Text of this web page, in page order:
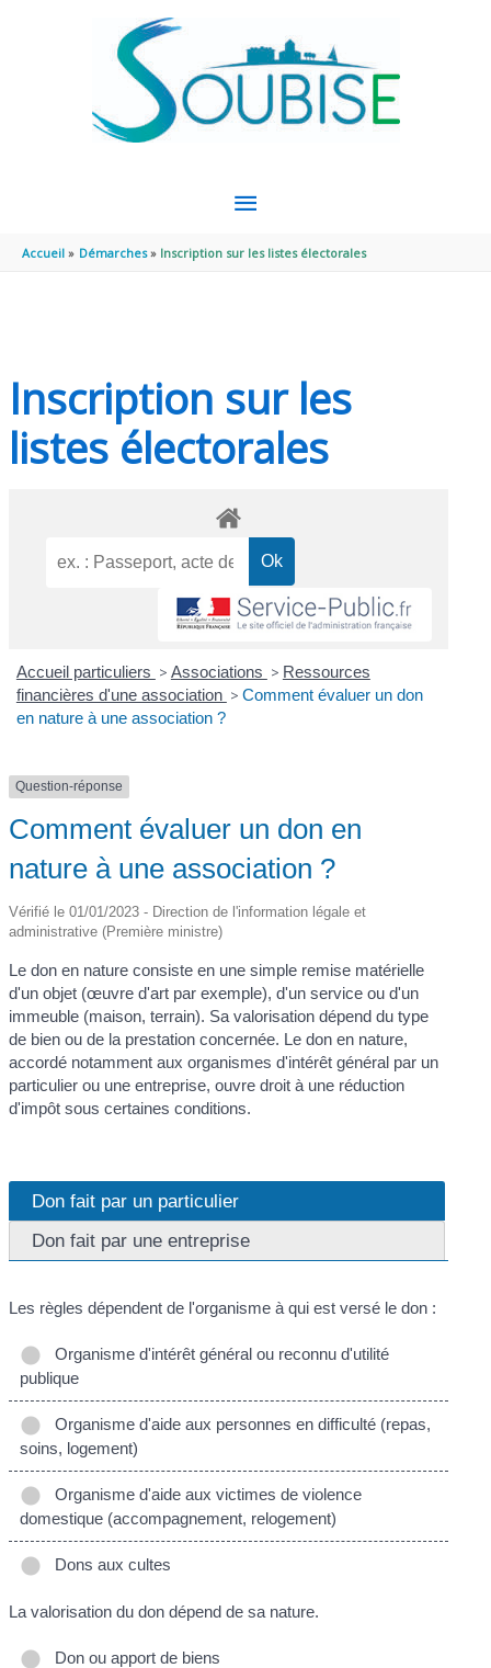
MENU
PRINCIPAL
Accueil Démarches Inscription sur les listes électorales
Inscription sur les
listes électorales
Accueil particuliers > Associations > Ressources
financières d'une association > Comment évaluer un don
en nature à une association ?
Question-réponse
Comment évaluer un don en
nature à une association ?
Vérifié le 01/01/2023 - Direction de l'information légale et
administrative (Première ministre)
Le don en nature consiste en une simple remise matérielle
d'un objet (œuvre d'art par exemple), d'un service ou d'un
immeuble (maison, terrain). Sa valorisation dépend du type
de bien ou de la prestation concernée. Le don en nature,
accordé notamment aux organismes d'intérêt général par un
particulier ou une entreprise, ouvre droit à une réduction
d'impôt sous certaines conditions.
Don fait par un particulier
Don fait par une entreprise
Les règles dépendent de l'organisme à qui est versé le don :
Organisme d'intérêt général ou reconnu d'utilité
publique
Organisme d'aide aux personnes en difficulté (repas,
soins, logement)
Organisme d'aide aux victimes de violence
domestique (accompagnement, relogement)
Dons aux cultes
La valorisation du don dépend de sa nature.
Don ou apport de biens